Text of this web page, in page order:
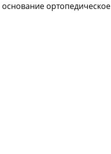
основание ортопедическое